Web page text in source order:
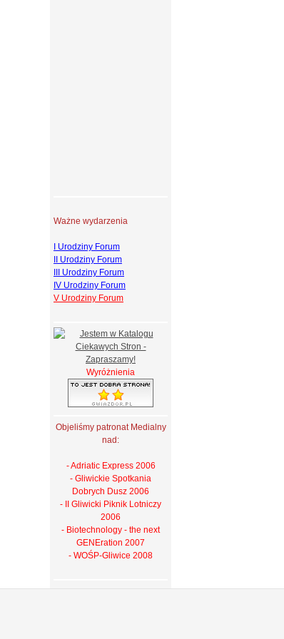
Ważne wydarzenia
I Urodziny Forum
II Urodziny Forum
III Urodziny Forum
IV Urodziny Forum
V Urodziny Forum
Wyróżnienia
Objeliśmy patronat Medialny
nad:
- Adriatic Express 2006
- Gliwickie Spotkania
Dobrych Dusz 2006
- II Gliwicki Piknik Lotniczy
2006
- Biotechnology - the next
GENEration 2007
- WOŚP-Gliwice 2008